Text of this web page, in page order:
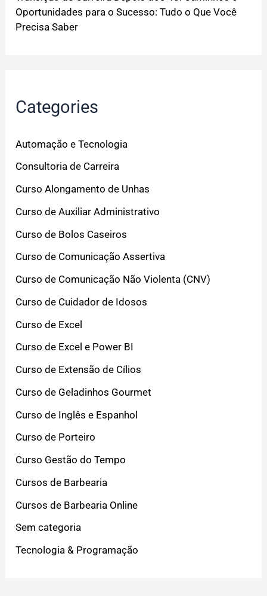
Oportunidades para o Sucesso: Tudo o Que Você
Precisa Saber
Categories
Automação e Tecnologia
Consultoria de Carreira
Curso Alongamento de Unhas
Curso de Auxiliar Administrativo
Curso de Bolos Caseiros
Curso de Comunicação Assertiva
Curso de Comunicação Não Violenta (CNV)
Curso de Cuidador de Idosos
Curso de Excel
Curso de Excel e Power BI
Curso de Extensão de Cílios
Curso de Geladinhos Gourmet
Curso de Inglês e Espanhol
Curso de Porteiro
Curso Gestão do Tempo
Cursos de Barbearia
Cursos de Barbearia Online
Sem categoria
Tecnologia & Programação